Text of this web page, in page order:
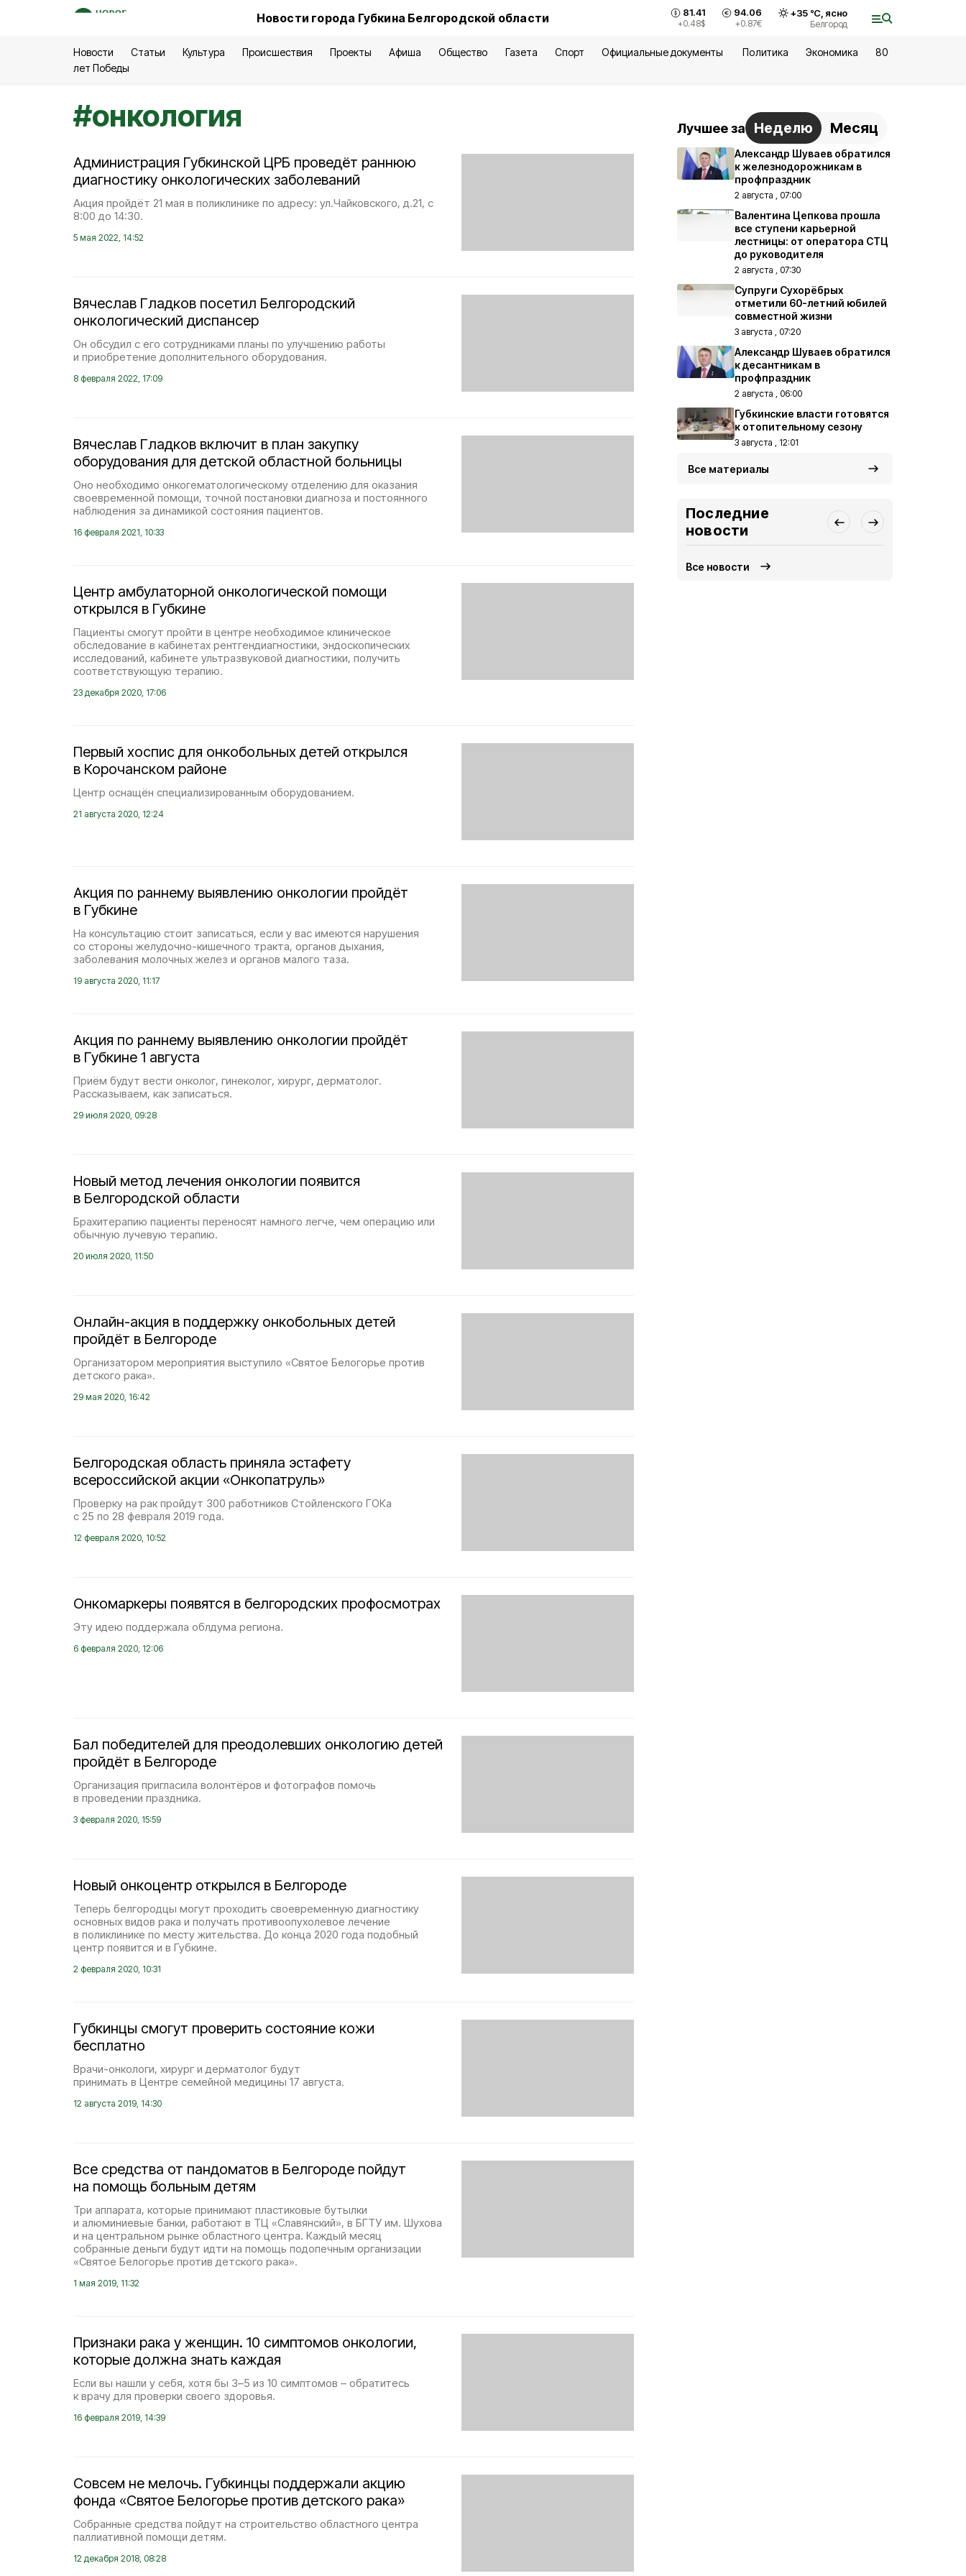
Новости города Губкина Белгородской области 81.41
+0.48$
94.06
+0.87€
+35°С, ясно
Белгород
Новости Статьи Культура Происшествия Проекты Афиша Общество Газета Спорт Официальные документы Политика Экономика
80
лет Победы
#онкология
Администрация Губкинской ЦРБ проведёт раннюю
диагностику онкологических заболеваний
Акция пройдёт 21 мая в поликлинике по адресу: ул.Чайковского, д.21, с
8:00 до 14:30.
5 мая 2022, 14:52
Вячеслав Гладков посетил Белгородский
онкологический диспансер
Он обсудил с его сотрудниками планы по улучшению работы
и приобретение дополнительного оборудования.
8 февраля 2022, 17:09
Вячеслав Гладков включит в план закупку
оборудования для детской областной больницы
Оно необходимо онкогематологическому отделению для оказания
своевременной помощи, точной постановки диагноза и постоянного
наблюдения за динамикой состояния пациентов.
16 февраля 2021, 10:33
Центр амбулаторной онкологической помощи
открылся в Губкине
Пациенты смогут пройти в центре необходимое клиническое
обследование в кабинетах рентгендиагностики, эндоскопических
исследований, кабинете ультразвуковой диагностики, получить
соответствующую терапию.
23 декабря 2020, 17:06
Первый хоспис для онкобольных детей открылся
в Корочанском районе
Центр оснащён специализированным оборудованием.
21 августа 2020, 12:24
Акция по раннему выявлению онкологии пройдёт
в Губкине
На консультацию стоит записаться, если у вас имеются нарушения
со стороны желудочно-кишечного тракта, органов дыхания,
заболевания молочных желез и органов малого таза.
19 августа 2020, 11:17
Акция по раннему выявлению онкологии пройдёт
в Губкине 1 августа
Приём будут вести онколог, гинеколог, хирург, дерматолог.
Рассказываем, как записаться.
29 июля 2020, 09:28
Новый метод лечения онкологии появится
в Белгородской области
Брахитерапию пациенты переносят намного легче, чем операцию или
обычную лучевую терапию.
20 июля 2020, 11:50
Онлайн-акция в поддержку онкобольных детей
пройдёт в Белгороде
Организатором мероприятия выступило «Святое Белогорье против
детского рака».
29 мая 2020, 16:42
Белгородская область приняла эстафету
всероссийской акции «Онкопатруль»
Проверку на рак пройдут 300 работников Стойленского ГОКа
с 25 по 28 февраля 2019 года.
12 февраля 2020, 10:52
Онкомаркеры появятся в белгородских профосмотрах
Эту идею поддержала облдума региона.
6 февраля 2020, 12:06
Бал победителей для преодолевших онкологию детей
пройдёт в Белгороде
Организация пригласила волонтёров и фотографов помочь
в проведении праздника.
3 февраля 2020, 15:59
Новый онкоцентр открылся в Белгороде
Теперь белгородцы могут проходить своевременную диагностику
основных видов рака и получать противоопухолевое лечение
в поликлинике по месту жительства. До конца 2020 года подобный
центр появится и в Губкине.
2 февраля 2020, 10:31
Губкинцы смогут проверить состояние кожи
бесплатно
Врачи-онкологи, хирург и дерматолог будут
принимать в Центре семейной медицины 17 августа.
12 августа 2019, 14:30
Все средства от пандоматов в Белгороде пойдут
на помощь больным детям
Три аппарата, которые принимают пластиковые бутылки
и алюминиевые банки, работают в ТЦ «Славянский», в БГТУ им. Шухова
и на центральном рынке областного центра. Каждый месяц
собранные деньги будут идти на помощь подопечным организации
«Святое Белогорье против детского рака».
1 мая 2019, 11:32
Признаки рака у женщин. 10 симптомов онкологии,
которые должна знать каждая
Если вы нашли у себя, хотя бы 3–5 из 10 симптомов – обратитесь
к врачу для проверки своего здоровья.
16 февраля 2019, 14:39
Совсем не мелочь. Губкинцы поддержали акцию
фонда «Святое Белогорье против детского рака»
Собранные средства пойдут на строительство областного центра
паллиативной помощи детям.
12 декабря 2018, 08:28
Лучшее за Неделю Месяц
Александр Шуваев обратился
к железнодорожникам в
профпраздник
2 августа , 07:00
Валентина Цепкова прошла
все ступени карьерной
лестницы: от оператора СТЦ
до руководителя
2 августа , 07:30
Супруги Сухорёбрых
отметили 60-летний юбилей
совместной жизни
3 августа , 07:20
Александр Шуваев обратился
к десантникам в
профпраздник
2 августа , 06:00
Губкинские власти готовятся
к отопительному сезону
3 августа , 12:01
Все материалы
Последние
новости
Все новости